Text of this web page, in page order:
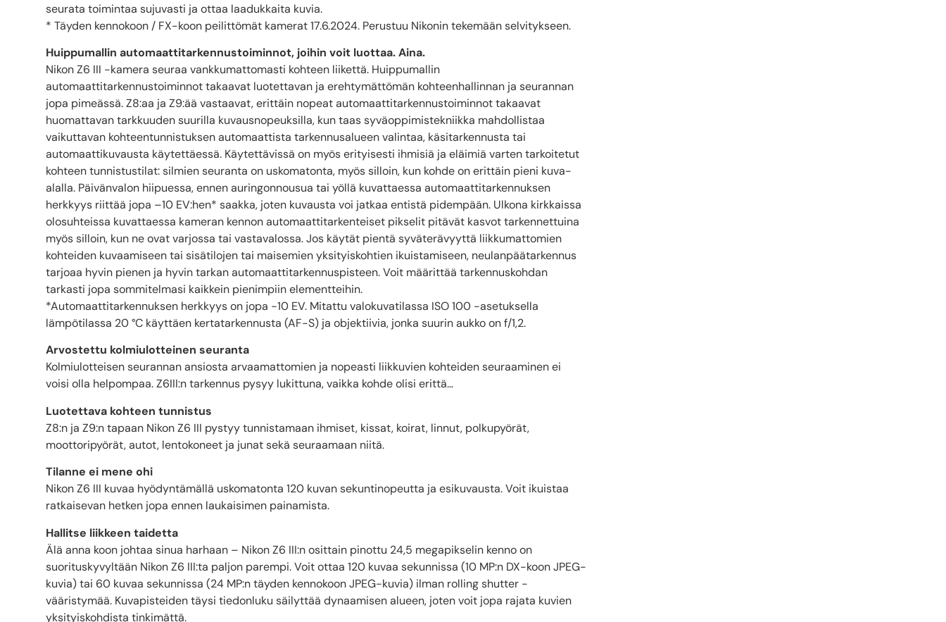
seurata toimintaa sujuvasti ja ottaa laadukkaita kuvia.
* Täyden kennokoon / FX-koon peilittömät kamerat 17.6.2024. Perustuu Nikonin tekemään selvitykseen.
Huippumallin automaattitarkennustoiminnot, joihin voit luottaa. Aina.
Nikon Z6 III -kamera seuraa vankkumattomasti kohteen liikettä. Huippumallin
automaattitarkennustoiminnot takaavat luotettavan ja erehtymättömän kohteenhallinnan ja seurannan
jopa pimeässä. Z8:aa ja Z9:ää vastaavat, erittäin nopeat automaattitarkennustoiminnot takaavat
huomattavan tarkkuuden suurilla kuvausnopeuksilla, kun taas syväoppimistekniikka mahdollistaa
vaikuttavan kohteentunnistuksen automaattista tarkennusalueen valintaa, käsitarkennusta tai
automaattikuvausta käytettäessä. Käytettävissä on myös erityisesti ihmisiä ja eläimiä varten tarkoitetut
kohteen tunnistustilat: silmien seuranta on uskomatonta, myös silloin, kun kohde on erittäin pieni kuva-
alalla. Päivänvalon hiipuessa, ennen auringonnousua tai yöllä kuvattaessa automaattitarkennuksen
herkkyys riittää jopa –10 EV:hen* saakka, joten kuvausta voi jatkaa entistä pidempään. Ulkona kirkkaissa
olosuhteissa kuvattaessa kameran kennon automaattitarkenteiset pikselit pitävät kasvot tarkennettuina
myös silloin, kun ne ovat varjossa tai vastavalossa. Jos käytät pientä syväterävyyttä liikkumattomien
kohteiden kuvaamiseen tai sisätilojen tai maisemien yksityiskohtien ikuistamiseen, neulanpäätarkennus
tarjoaa hyvin pienen ja hyvin tarkan automaattitarkennuspisteen. Voit määrittää tarkennuskohdan
tarkasti jopa sommitelmasi kaikkein pienimpiin elementteihin.
*Automaattitarkennuksen herkkyys on jopa −10 EV. Mitattu valokuvatilassa ISO 100 -asetuksella
lämpötilassa 20 °C käyttäen kertatarkennusta (AF-S) ja objektiivia, jonka suurin aukko on f/1,2.
Arvostettu kolmiulotteinen seuranta
Kolmiulotteisen seurannan ansiosta arvaamattomien ja nopeasti liikkuvien kohteiden seuraaminen ei
voisi olla helpompaa. Z6III:n tarkennus pysyy lukittuna, vaikka kohde olisi erittä…
Luotettava kohteen tunnistus
Z8:n ja Z9:n tapaan Nikon Z6 III pystyy tunnistamaan ihmiset, kissat, koirat, linnut, polkupyörät,
moottoripyörät, autot, lentokoneet ja junat sekä seuraamaan niitä.
Tilanne ei mene ohi
Nikon Z6 III kuvaa hyödyntämällä uskomatonta 120 kuvan sekuntinopeutta ja esikuvausta. Voit ikuistaa
ratkaisevan hetken jopa ennen laukaisimen painamista.
Hallitse liikkeen taidetta
Älä anna koon johtaa sinua harhaan – Nikon Z6 III:n osittain pinottu 24,5 megapikselin kenno on
suorituskyvyltään Nikon Z6 III:ta paljon parempi. Voit ottaa 120 kuvaa sekunnissa (10 MP:n DX-koon JPEG-
kuvia) tai 60 kuvaa sekunnissa (24 MP:n täyden kennokoon JPEG-kuvia) ilman rolling shutter -
vääristymää. Kuvapisteiden täysi tiedonluku säilyttää dynaamisen alueen, joten voit jopa rajata kuvien
yksityiskohdista tinkimättä.